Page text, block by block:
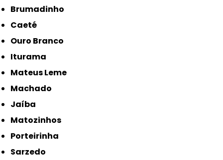
Brumadinho
Caeté
Ouro Branco
Iturama
Mateus Leme
Machado
Jaíba
Matozinhos
Porteirinha
Sarzedo